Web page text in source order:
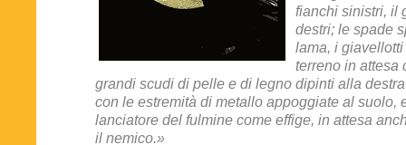
fianchi sinistri, il
destri; le spade
lama, i
terreno in attesa
grandi scudi di pelle e di legno dipinti alla
con le estremità di metallo appoggiate al suolo,
lanciatore del fulmine come effige, in attesa
il nemico.»